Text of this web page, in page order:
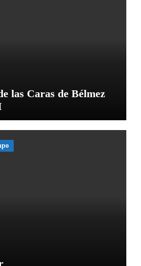
las Caras de Bélmez